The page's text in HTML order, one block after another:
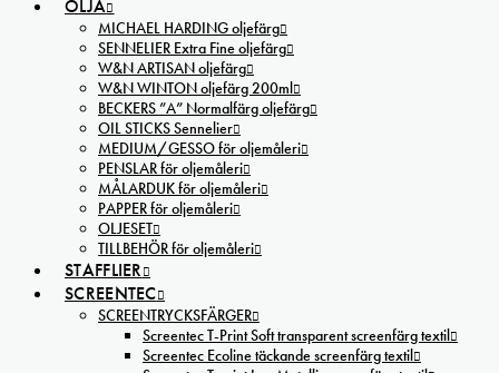
OLJA
MICHAEL HARDING oljefärg
SENNELIER Extra Fine oljefärg
W&N ARTISAN oljefärg
W&N WINTON oljefärg 200ml
BECKERS ”A” Normalfärg oljefärg
OIL STICKS Sennelier
MEDIUM/GESSO för oljemåleri
PENSLAR för oljemåleri
MÅLARDUK för oljemåleri
PAPPER för oljemåleri
OLJESET
TILLBEHÖR för oljemåleri
STAFFLIER
SCREENTEC
SCREENTRYCKSFÄRGER
Screentec T-Print Soft transparent screenfärg textil
Screentec Ecoline täckande screenfärg textil